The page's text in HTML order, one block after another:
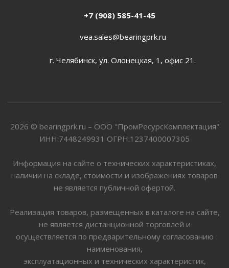
+7 (908) 585-41-45
vea.sales@bearingprk.ru
г. Челябинск, ул. Олонецкая, 1, офис 21.
2026 © bearingprk.ru – ООО "ПромРесурсКомплектация"
ИНН:7448249931 ОГРН:1237400007305
Информация на сайте о технических характеристиках,
наличии на складе, стоимости и изображениях товаров
не является публичной офертой.
Реализация товаров, размещенных в каталоге на сайте,
не является дистанционной торговлей и
осуществляется по предварительному согласованию
наименования,
эксплуатационных и технических характеристик,